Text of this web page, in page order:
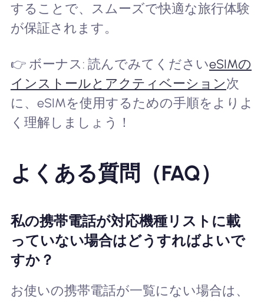
することで、スムーズで快適な旅行体験
が保証されます。
👉 ボーナス: 読んでみてくださいeSIMの
インストールとアクティベーション次
に、eSIMを使用するための手順をよりよ
く理解しましょう！
よくある質問（FAQ）
私の携帯電話が対応機種リストに載
っていない場合はどうすればよいで
すか？
お使いの携帯電話が一覧にない場合は、